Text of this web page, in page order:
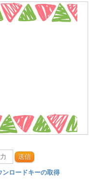
送信
ンロードキーの取得